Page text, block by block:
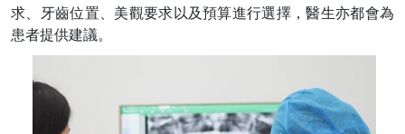
求、牙齒位置、美觀要求以及預算進行選擇，醫生亦都會為
患者提供建議。